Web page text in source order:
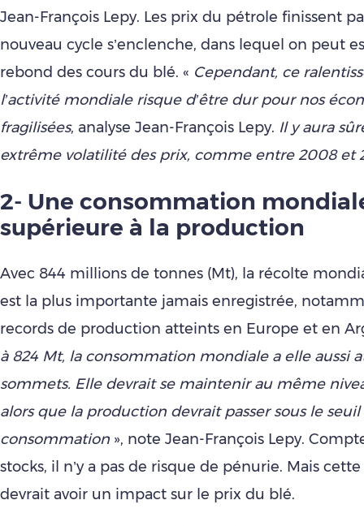
Jean-François Lepy. Les prix du pétrole finissent
nouveau cycle s’enclenche, dans lequel on peut
rebond des cours du blé. « Cependant, ce
l’activité mondiale risque d’être dur pour nos
fragilisées, analyse Jean-François Lepy. Il y aura
extrême volatilité des prix, comme entre 2008 et
2- Une consommation
supérieure à la production
Avec 844 millions de tonnes (Mt), la récolte
est la plus importante jamais enregistrée,
records de production atteints en Europe et en
à 824 Mt, la consommation mondiale a elle aussi
sommets. Elle devrait se maintenir au même
alors que la production devrait passer sous le seuil
consommation », note Jean-François Lepy.
stocks, il n’y a pas de risque de pénurie. Mais
devrait avoir un impact sur le prix du blé.